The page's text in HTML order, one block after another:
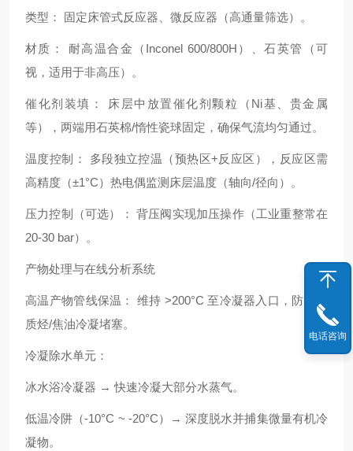
类型： 固定床管式反应器、微反应器（高通量筛选）。
材质： 耐高温合金（Inconel 600/800H）、石英管（可
视，适用于非高压）。
催化剂装填： 床层中放置催化剂颗粒（Ni基、贵金属
等），两端用石英棉/惰性瓷球固定，确保气流均匀通过。
温度控制： 多段独立控温（预热区+反应区），反应区需
高精度（±1°C）热电偶监测床层温度（轴向/径向）。
压力控制（可选）： 背压阀实现加压操作（工业重整常在
20-30 bar）。
产物处理与在线分析系统
高温产物管线保温： 维持 >200°C 至冷凝器入口，防止重
质烃/焦油冷凝堵塞。
冷凝除水单元：
冰水浴冷凝器 → 快速冷凝大部分水蒸气。
低温冷阱（-10°C ~ -20°C）→ 深度脱水并捕集微量有机冷
凝物。
电话咨询